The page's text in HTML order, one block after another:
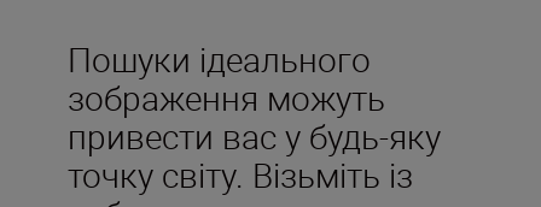
Пошуки ідеального
зображення можуть
привести вас у будь-яку
точку світу. Візьміть із